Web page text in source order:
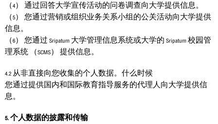
（4） 通过回答大学宣传活动的问卷调查向大学提供信息。
（5） 您通过营销或组织业务关系小组的公关活动向大学提供
信息。
（6） 您通过 Sripatum 大学管理信息系统或大学的 Sripatum 校园管
理系统 （SCMS） 提供信息。
4.2 从非直接向您收集的个人数据。什么时候
您通过提供国内和国际教育指导服务的代理人向大学提供信
息。
5. 个人数据的披露和传输